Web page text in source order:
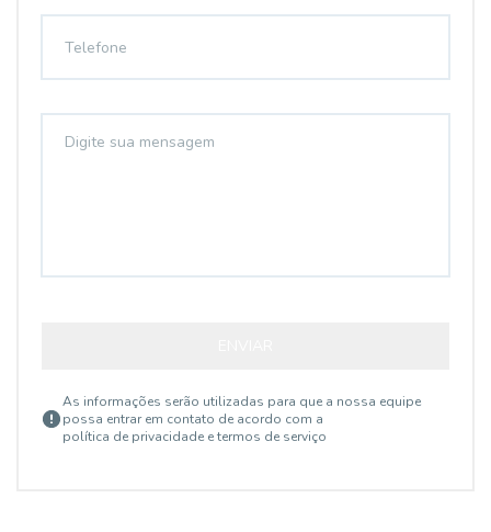
As informações serão utilizadas para que a nossa equipe
possa entrar em contato de acordo com a
política de privacidade e termos de serviço